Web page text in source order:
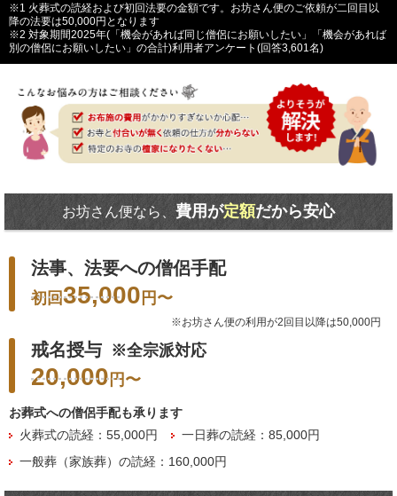
※1 火葬式の読経および初回法要の金額です。お坊さん便のご依頼が二回目以
降の法要は50,000円となります
※2 対象期間2025年(「機会があれば同じ僧侶にお願いしたい」「機会があれば
別の僧侶にお願いしたい」の合計)利用者アンケート(回答3,601名)
お坊さん便なら、 費用が定額だから安心
法事、法要への僧侶手配
初回35,000 円 〜
※お坊さん便の利用が2回目以降は50,000円
戒名授与 ※全宗派対応
20,000円 〜
お葬式への僧侶手配も承ります
火葬式の読経：55,000円
一日葬の読経：85,000円
一般葬（家族葬）の読経：160,000円